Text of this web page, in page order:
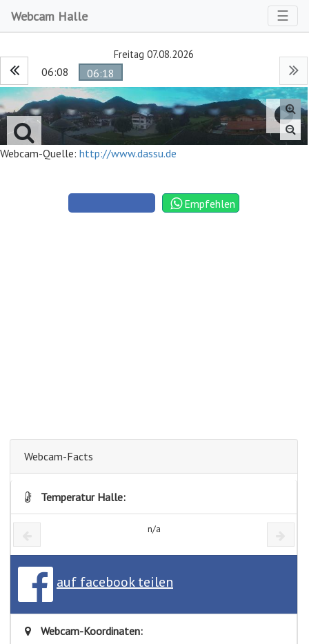
Webcam Halle ☰
Freitag 07.08.2026
06:08 06:18
Webcam-Quelle: http://www.dassu.de
Empfehlen
Webcam-Facts
Temperatur Halle:
n/a
auf facebook teilen
Webcam-Koordinaten: